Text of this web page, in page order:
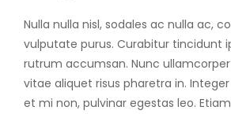
Nulla nulla nisl, sodales ac nulla ac,
vulputate purus. Curabitur tincidunt
rutrum accumsan. Nunc
vitae aliquet risus pharetra in.
et mi non, pulvinar egestas leo.